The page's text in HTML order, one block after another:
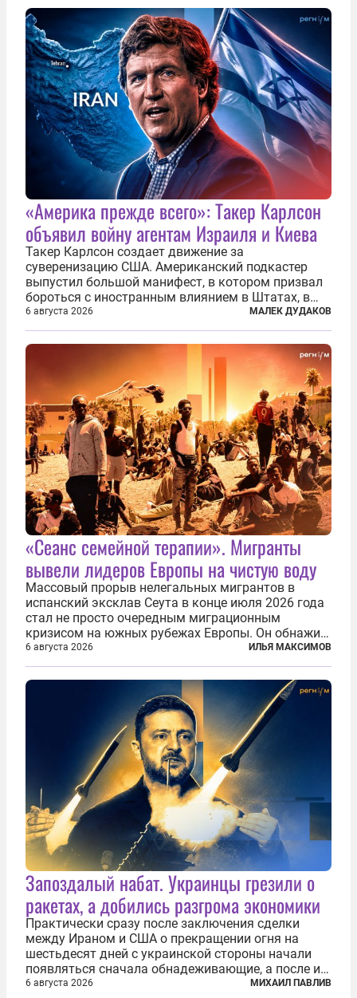
«Америка прежде всего»: Такер Карлсон
объявил войну агентам Израиля и Киева
Такер Карлсон создает движение за
суверенизацию США. Американский подкастер
выпустил большой манифест, в котором призвал
бороться с иностранным влиянием в Штатах, в
первую очередь имея в виду Израиль. А также
прекратить заморские войны, выплатить
репарации Ирану, остановить прием мигрантов...
6 августа 2026 МАЛЕК ДУДАКОВ
«Сеанс семейной терапии». Мигранты
вывели лидеров Европы на чистую воду
Массовый прорыв нелегальных мигрантов в
испанский эксклав Сеута в конце июля 2026 года
стал не просто очередным миграционным
кризисом на южных рубежах Европы. Он обнажил
фундаментальный раскол внутри Евросоюза,
продемонстрировав, что десятилетиями
выстраивавшаяся миграционная политика ЕС
6 августа 2026 ИЛЬЯ МАКСИМОВ
Запоздалый набат. Украинцы грезили о
ракетах, а добились разгрома экономики
Практически сразу после заключения сделки
между Ираном и США о прекращении огня на
шестьдесят дней с украинской стороны начали
появляться сначала обнадеживающие, а после и
вовсе бравурные заявления про некий «перелом»
6 августа 2026 МИХАИЛ ПАВЛИВ